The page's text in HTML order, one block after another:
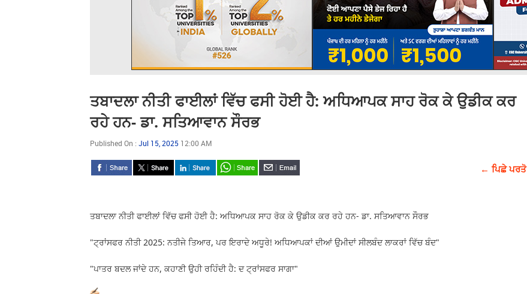
ਤਬਾਦਲਾ ਨੀਤੀ ਫਾਈਲਾਂ ਵਿੱਚ ਫਸੀ ਹੋਈ ਹੈ: ਅਧਿਆਪਕ ਸਾਹ ਰੋਕ ਕੇ ਉਡੀਕ ਕਰ
ਰਹੇ ਹਨ- ਡਾ. ਸਤਿਆਵਾਨ ਸੌਰਭ
Published On : Jul 15, 2025 12:00 AM
← ਪਿਛੇ ਪਰਤੋ
ਤਬਾਦਲਾ ਨੀਤੀ ਫਾਈਲਾਂ ਵਿੱਚ ਫਸੀ ਹੋਈ ਹੈ: ਅਧਿਆਪਕ ਸਾਹ ਰੋਕ ਕੇ ਉਡੀਕ ਕਰ ਰਹੇ ਹਨ- ਡਾ. ਸਤਿਆਵਾਨ ਸੌਰਭ
"ਟ੍ਰਾਂਸਫਰ ਨੀਤੀ 2025: ਨਤੀਜੇ ਤਿਆਰ, ਪਰ ਇਰਾਦੇ ਅਧੂਰੇ! ਅਧਿਆਪਕਾਂ ਦੀਆਂ ਉਮੀਦਾਂ ਸੀਲਬੰਦ ਲਾਕਰਾਂ ਵਿੱਚ ਬੰਦ"
"ਪਾਤਰ ਬਦਲ ਜਾਂਦੇ ਹਨ, ਕਹਾਣੀ ਉਹੀ ਰਹਿੰਦੀ ਹੈ: ਦ ਟ੍ਰਾਂਸਫਰ ਸਾਗਾ"